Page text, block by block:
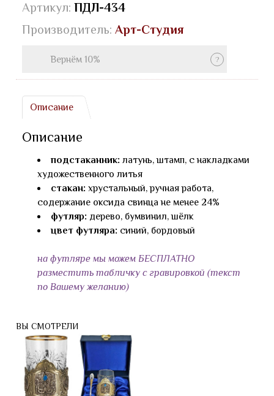
Артикул: ПДЛ-434
Производитель: Арт-Студия
Вернём 10%
Описание
Описание
подстаканник: латунь, штамп, с накладками
художественного литья
стакан: хрустальный, ручная работа,
содержание оксида свинца не менее 24%
футляр: дерево, бумвинил, шёлк
цвет футляра: синий, бордовый
на футляре мы можем БЕСПЛАТНО
разместить табличку с гравировкой (текст
по Вашему желанию)
ВЫ СМОТРЕЛИ